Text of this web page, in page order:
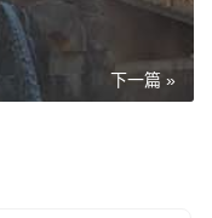
高，容易被识别
为机器
对反爬
场景
下一篇 »